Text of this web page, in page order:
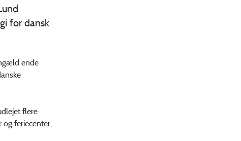
for dansk
ende
flere
feriecenter,